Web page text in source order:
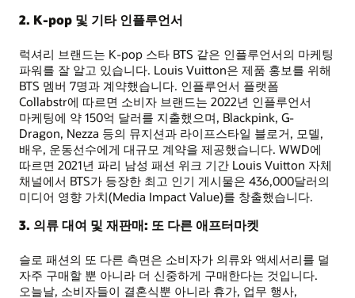
2. K-pop 및 기타 인플루언서
럭셔리 브랜드는 K-pop 스타 BTS 같은 인플루언서의 마케팅
파워를 잘 알고 있습니다. Louis Vuitton은 제품 홍보를 위해
BTS 멤버 7명과 계약했습니다. 인플루언서 플랫폼
Collabstr에 따르면 소비자 브랜드는 2022년 인플루언서
마케팅에 약 150억 달러를 지출했으며, Blackpink, G-
Dragon, Nezza 등의 뮤지션과 라이프스타일 블로거, 모델,
배우, 운동선수에게 대규모 계약을 제공했습니다. WWD에
따르면 2021년 파리 남성 패션 위크 기간 Louis Vuitton 자체
채널에서 BTS가 등장한 최고 인기 게시물은 436,000달러의
미디어 영향 가치(Media Impact Value)를 창출했습니다.
3. 의류 대여 및 재판매: 또 다른 애프터마켓
슬로 패션의 또 다른 측면은 소비자가 의류와 액세서리를 덜
자주 구매할 뿐 아니라 더 신중하게 구매한다는 것입니다.
오늘날, 소비자들이 결혼식뿐 아니라 휴가, 업무 행사,